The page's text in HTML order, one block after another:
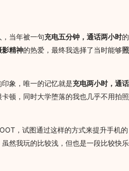
当年被一句充电五分钟，通话两小时的
影精神的热爱，最终我选择了当时能够照
象，唯一的记忆就是充电两小时，通话
卡顿，同时大学堕落的我也几乎不用拍照
，试图通过这样的方式来提升手机的
然我玩的比较浅，但也是一段比较快乐